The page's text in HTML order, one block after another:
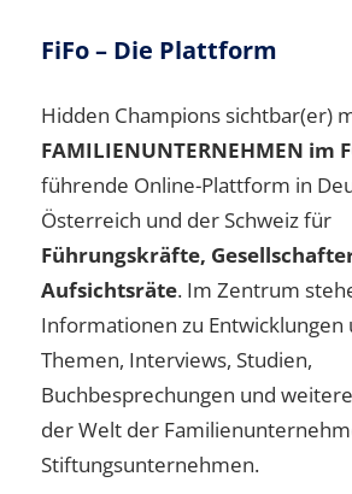
FiFo – Die Plattform
Hidden Champions sichtbar(er)
FAMILIENUNTERNEHMEN im
führende Online-Plattform in
Österreich und der Schweiz für
Führungskräfte,
Aufsichtsräte. Im Zentrum
Informationen zu Entwicklungen
Themen, Interviews, Studien,
Buchbesprechungen und
der Welt der
Stiftungsunternehmen.